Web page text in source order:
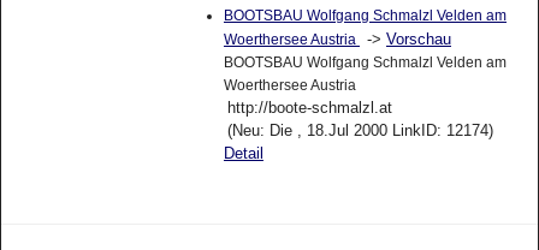
BOOTSBAU Wolfgang Schmalzl Velden am
Woerthersee Austria
-> Vorschau
BOOTSBAU Wolfgang Schmalzl Velden am
Woerthersee Austria
http://boote-schmalzl.at
(Neu: Die , 18.Jul 2000 LinkID: 12174)
Detail